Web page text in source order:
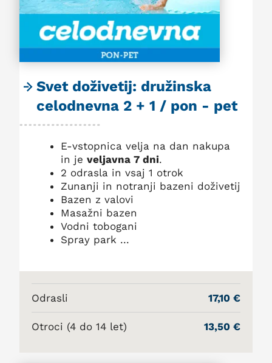
Svet doživetij: družinska
celodnevna 2 + 1 / pon - pet
E-vstopnica velja na dan nakupa
in je veljavna 7 dni.
2 odrasla in vsaj 1 otrok
Zunanji in notranji bazeni doživetij
Bazen z valovi
Masažni bazen
Vodni tobogani
Spray park ...
Odrasli 17,10 €
Otroci (4 do 14 let) 13,50 €